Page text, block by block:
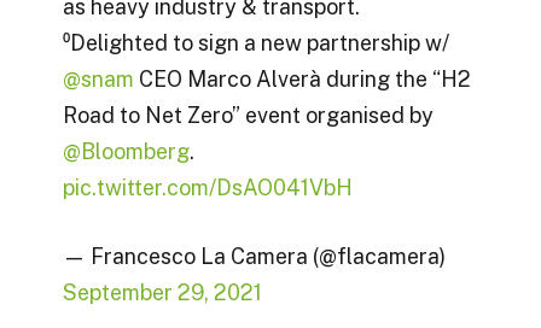
as heavy industry & transport.
⁰Delighted to sign a new partnership w/
@snam CEO Marco Alverà during the “H2
Road to Net Zero” event organised by
@Bloomberg.
pic.twitter.com/DsAO041VbH
— Francesco La Camera (@flacamera)
September 29, 2021